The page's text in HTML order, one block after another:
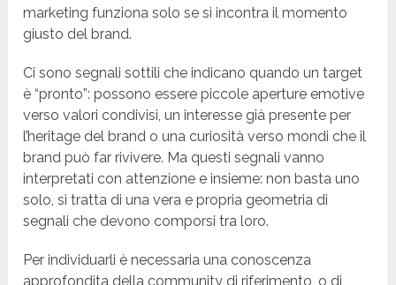
marketing funziona solo se si incontra il momento
giusto del brand.
Ci sono segnali sottili che indicano quando un target
è “pronto”: possono essere piccole aperture emotive
verso valori condivisi, un interesse già presente per
l’heritage del brand o una curiosità verso mondi che il
brand può far rivivere. Ma questi segnali vanno
interpretati con attenzione e insieme: non basta uno
solo, si tratta di una vera e propria geometria di
segnali che devono comporsi tra loro.
Per individuarli è necessaria una conoscenza
approfondita della community di riferimento, o di